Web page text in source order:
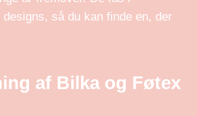
så du kan finde en, der
af Bilka og Føtex